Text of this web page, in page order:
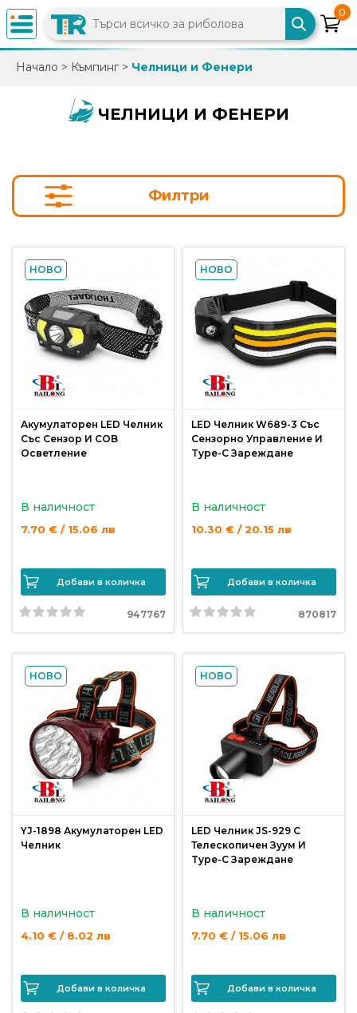
×
info@trfish.com
Регистрация
Промоции
Нови
продукти
Захранки
и
добавки
Макари
Аксесоари
Влакна
риболов
Куки
Лодки
0
Начало > Къмпинг> Челници и Фенери
ЧЕЛНИЦИ И ФЕНЕРИ
Филтри
НОВО
Акумулаторен LED Челник
Със Сензор И COB
Осветление
В наличност
7.70 € / 15.06 лв
Добави в количка
947767
НОВО
LED Челник W689-3 Със
Сензорно Управление И
Type-C Зареждане
В наличност
10.30 € / 20.15 лв
Добави в количка
870817
НОВО
YJ-1898 Акумулаторен LED
Челник
В наличност
4.10 € / 8.02 лв
Добави в количка
НОВО
LED Челник JS-929 С
Телескопичен Зуум И
Type-C Зареждане
В наличност
7.70 € / 15.06 лв
Добави в количка